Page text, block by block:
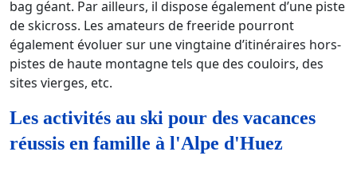
bag géant. Par ailleurs, il dispose également d’une piste
de skicross. Les amateurs de freeride pourront
également évoluer sur une vingtaine d’itinéraires hors-
pistes de haute montagne tels que des couloirs, des
sites vierges, etc.
Les activités au ski pour des vacances
réussis en famille à l'Alpe d'Huez